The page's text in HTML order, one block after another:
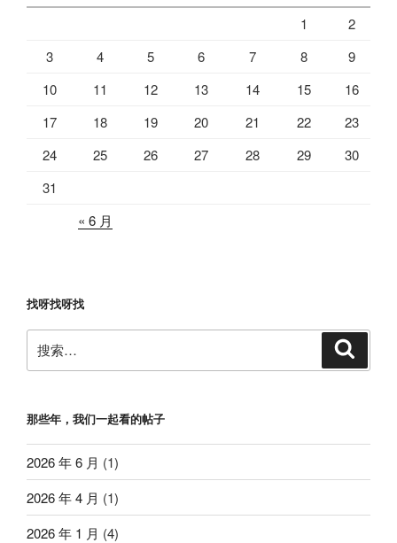
1
2
3
4 5 6 7 8
9
10
11 12 13 14 15
16
17
18 19 20 21 22
23
24
25 26 27 28 29
30
31
« 6 月
找呀找呀找
索：
那些年，我们一起看的帖子
2026 年 6 月 (1)
2026 年 4 月 (1)
2026 年 1 月 (4)